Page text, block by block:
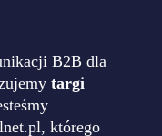
B2B dla
targi
którego